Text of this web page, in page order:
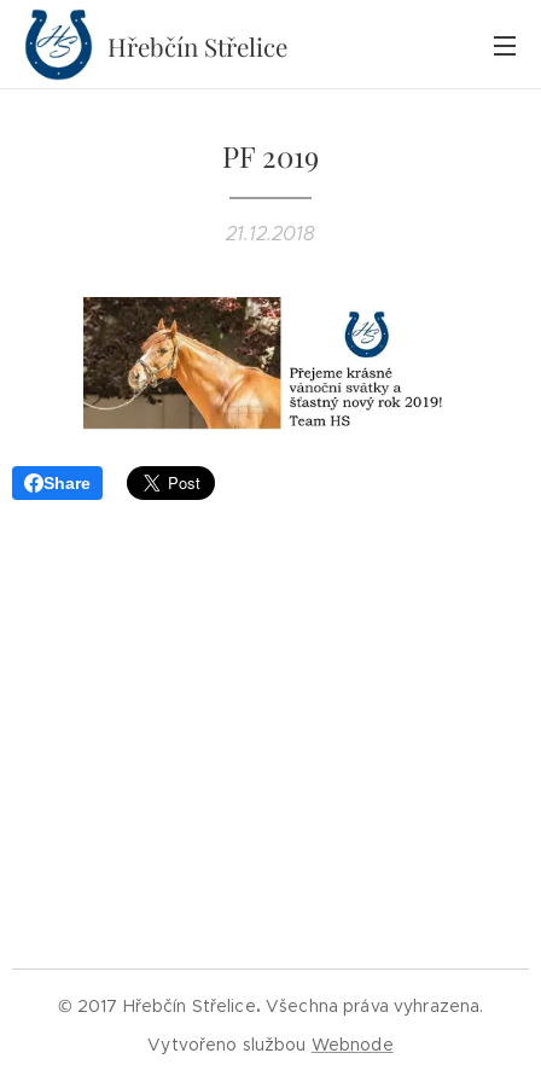
Hřebčín Střelice
PF 2019
21.12.2018
Share
© 2017 Hřebčín Střelice.Všechna práva vyhrazena.
Vytvořeno službou Webnode